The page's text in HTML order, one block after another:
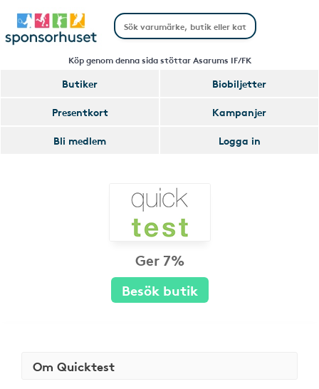
Köp genom denna sida stöttar Asarums IF/FK
Butiker
Biobiljetter
Presentkort
Kampanjer
Bli medlem
Logga in
Ger 7%
Besök butik
Om Quicktest